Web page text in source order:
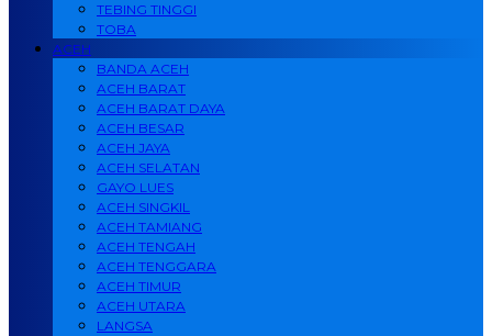
TEBING TINGGI
TOBA
ACEH
BANDA ACEH
ACEH BARAT
ACEH BARAT DAYA
ACEH BESAR
ACEH JAYA
ACEH SELATAN
GAYO LUES
ACEH SINGKIL
ACEH TAMIANG
ACEH TENGAH
ACEH TENGGARA
ACEH TIMUR
ACEH UTARA
LANGSA